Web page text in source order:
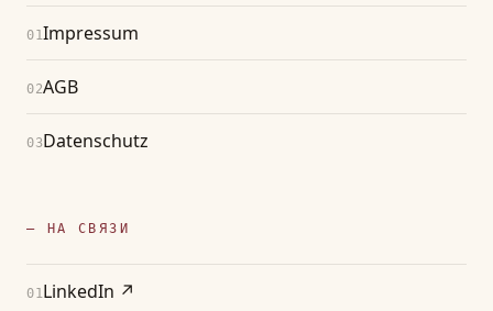
01Impressum
02AGB
03Datenschutz
— НА СВЯЗИ
01LinkedIn ↗